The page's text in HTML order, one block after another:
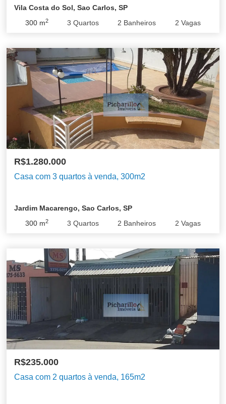
Vila Costa do Sol, Sao Carlos, SP
300 m2 3 Quartos 2 Banheiros 2 Vagas
R$1.280.000
Casa com 3 quartos à venda, 300m2
Jardim Macarengo, Sao Carlos, SP
300 m2 3 Quartos 2 Banheiros 2 Vagas
R$235.000
Casa com 2 quartos à venda, 165m2